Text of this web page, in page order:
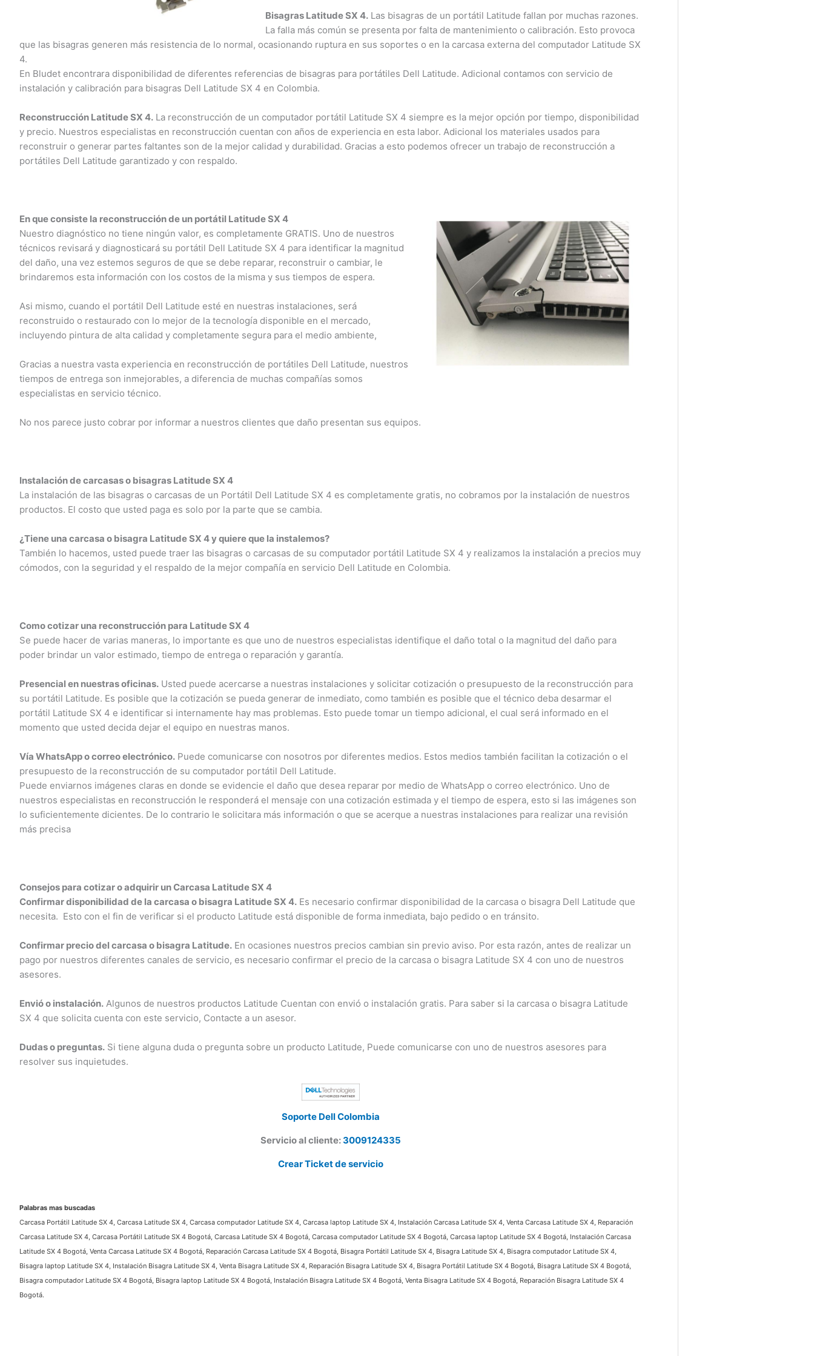
Bisagras Latitude SX 4.Las bisagras de un portátil Latitude fallan por muchas razones.
La falla más común se presenta por falta de mantenimiento o calibración. Esto provoca
que las bisagras generen más resistencia de lo normal, ocasionando ruptura en sus soportes o en la carcasa externa del computador Latitude SX
4.
En Bludet encontrara disponibilidad de diferentes referencias de bisagras para portátiles Dell Latitude. Adicional contamos con servicio de
instalación y calibración para bisagras Dell Latitude SX 4 en Colombia.
Reconstrucción Latitude SX 4.La reconstrucción de un computador portátil Latitude SX 4 siempre es la mejor opción por tiempo, disponibilidad
y precio. Nuestros especialistas en reconstrucción cuentan con años de experiencia en esta labor. Adicional los materiales usados para
reconstruir o generar partes faltantes son de la mejor calidad y durabilidad. Gracias a esto podemos ofrecer un trabajo de reconstrucción a
portátiles Dell Latitude garantizado y con respaldo.
En que consiste la reconstrucción de un portátil Latitude SX 4
Nuestro diagnóstico no tiene ningún valor, es completamente GRATIS. Uno de nuestros
técnicos revisará y diagnosticará su portátil Dell Latitude SX 4 para identificar la magnitud
del daño, una vez estemos seguros de que se debe reparar, reconstruir o cambiar, le
brindaremos esta información con los costos de la misma y sus tiempos de espera.
Asi mismo, cuando el portátil Dell Latitude esté en nuestras instalaciones, será
reconstruido o restaurado con lo mejor de la tecnología disponible en el mercado,
incluyendo pintura de alta calidad y completamente segura para el medio ambiente,
Gracias a nuestra vasta experiencia en reconstrucción de portátiles Dell Latitude, nuestros
tiempos de entrega son inmejorables, a diferencia de muchas compañías somos
especialistas en servicio técnico.
No nos parece justo cobrar por informar a nuestros clientes que daño presentan sus equipos.
Instalación de carcasas o bisagras Latitude SX 4
La instalación de las bisagras o carcasas de un Portátil Dell Latitude SX 4 es completamente gratis, no cobramos por la instalación de nuestros
productos. El costo que usted paga es solo por la parte que se cambia.
¿Tiene una carcasa o bisagra Latitude SX 4 y quiere que la instalemos?
También lo hacemos, usted puede traer las bisagras o carcasas de su computador portátil Latitude SX 4 y realizamos la instalación a precios muy
cómodos, con la seguridad y el respaldo de la mejor compañía en servicio Dell Latitude en Colombia.
Como cotizar una reconstrucción para Latitude SX 4
Se puede hacer de varias maneras, lo importante es que uno de nuestros especialistas identifique el daño total o la magnitud del daño para
poder brindar un valor estimado, tiempo de entrega o reparación y garantía.
Presencial en nuestras oficinas.Usted puede acercarse a nuestras instalaciones y solicitar cotización o presupuesto de la reconstrucción para
su portátil Latitude. Es posible que la cotización se pueda generar de inmediato, como también es posible que el técnico deba desarmar el
portátil Latitude SX 4 e identificar si internamente hay mas problemas. Esto puede tomar un tiempo adicional, el cual será informado en el
momento que usted decida dejar el equipo en nuestras manos.
Vía WhatsApp o correo electrónico.Puede comunicarse con nosotros por diferentes medios. Estos medios también facilitan la cotización o el
presupuesto de la reconstrucción de su computador portátil Dell Latitude.
Puede enviarnos imágenes claras en donde se evidencie el daño que desea reparar por medio de WhatsApp o correo electrónico. Uno de
nuestros especialistas en reconstrucción le responderá el mensaje con una cotización estimada y el tiempo de espera, esto si las imágenes son
lo suficientemente dicientes. De lo contrario le solicitara más información o que se acerque a nuestras instalaciones para realizar una revisión
más precisa
Consejos para cotizar o adquirir un Carcasa Latitude SX 4
Confirmar disponibilidad de la carcasa o bisagra Latitude SX 4.Es necesario confirmar disponibilidad de la carcasa o bisagra Dell Latitude que
necesita. Esto con el fin de verificar si el producto Latitude está disponible de forma inmediata, bajo pedido o en tránsito.
Confirmar precio del carcasa o bisagra Latitude.En ocasiones nuestros precios cambian sin previo aviso. Por esta razón, antes de realizar un
pago por nuestros diferentes canales de servicio, es necesario confirmar el precio de la carcasa o bisagra Latitude SX 4 con uno de nuestros
asesores.
Envió o instalación.Algunos de nuestros productos Latitude Cuentan con envió o instalación gratis. Para saber si la carcasa o bisagra Latitude
SX 4 que solicita cuenta con este servicio, Contacte a un asesor.
Dudas o preguntas.Si tiene alguna duda o pregunta sobre un producto Latitude, Puede comunicarse con uno de nuestros asesores para
resolver sus inquietudes.
Soporte Dell Colombia
Servicio al cliente:3009124335
Crear Ticket de servicio
Palabras mas buscadas
Carcasa Portátil Latitude SX 4, Carcasa Latitude SX 4, Carcasa computador Latitude SX 4, Carcasa laptop Latitude SX 4, Instalación Carcasa Latitude SX 4, Venta Carcasa Latitude SX 4, Reparación
Carcasa Latitude SX 4, Carcasa Portátil Latitude SX 4 Bogotá, Carcasa Latitude SX 4 Bogotá, Carcasa computador Latitude SX 4 Bogotá, Carcasa laptop Latitude SX 4 Bogotá, Instalación Carcasa
Latitude SX 4 Bogotá, Venta Carcasa Latitude SX 4 Bogotá, Reparación Carcasa Latitude SX 4 Bogotá, Bisagra Portátil Latitude SX 4, Bisagra Latitude SX 4, Bisagra computador Latitude SX 4,
Bisagra laptop Latitude SX 4, Instalación Bisagra Latitude SX 4, Venta Bisagra Latitude SX 4, Reparación Bisagra Latitude SX 4, Bisagra Portátil Latitude SX 4 Bogotá, Bisagra Latitude SX 4 Bogotá,
Bisagra computador Latitude SX 4 Bogotá, Bisagra laptop Latitude SX 4 Bogotá, Instalación Bisagra Latitude SX 4 Bogotá, Venta Bisagra Latitude SX 4 Bogotá, Reparación Bisagra Latitude SX 4
Bogotá.
¿Necesitas un experto?
Comunícate con nosotros